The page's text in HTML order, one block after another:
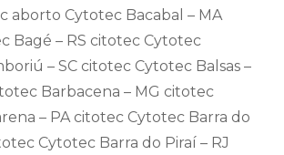
aborto Cytotec Bacabal – MA
Bagé – RS citotec Cytotec
– SC citotec Cytotec Balsas –
Barbacena – MG citotec
– PA citotec Cytotec Barra do
Cytotec Barra do Piraí – RJ